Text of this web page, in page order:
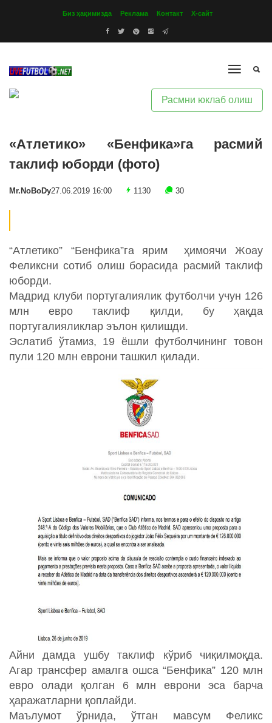
Биз ҳақимизда Реклама Контакт Х-сайт
Расмни юклаб олиш
«Атлетико» «Бенфика»га расмий
таклиф юборди (фото)
Mr.NoBoDy27.06.2019 16:00 1130 30
“Атлетико” “Бенфика”га ярим ҳимоячи Жоау
Феликсни сотиб олиш борасида расмий таклиф
юборди.
Мадрид клуби португалиялик футболчи учун 126
млн евро таклиф қилди, бу ҳақда
португалияликлар эълон қилишди.
Эслатиб ўтамиз, 19 ёшли футболчининг товон
пули 120 млн еврони ташкил қилади.
Айни дамда ушбу таклиф кўриб чиқилмоқда.
Агар трансфер амалга ошса “Бенфика” 120 млн
евро олади қолган 6 млн еврони эса барча
ҳаражатларни қоплайди.
Маълумот ўрнида, ўтган мавсум Феликс